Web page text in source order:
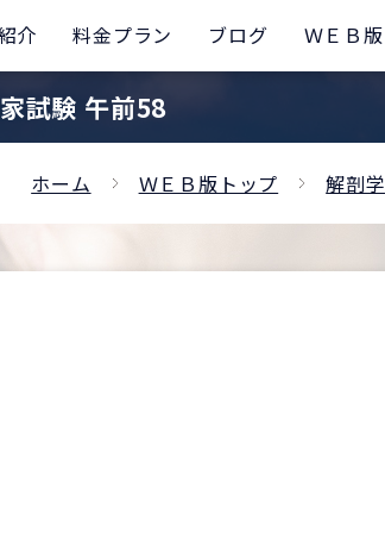
介 料金プラン ブログ ＷＥＢ版
試験 午前58
ホーム ＷＥＢ版トップ 解剖学